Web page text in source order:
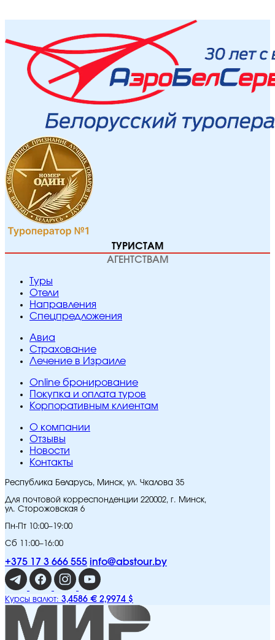
ТУРИСТАМ
АГЕНТСТВАМ
Туры
Отели
Направления
Спецпредложения
Авиа
Страхование
Лечение в Израиле
Online бронирование
Покупка и оплата туров
Корпоративным клиентам
O компании
Отзывы
Новости
Контакты
Республика Беларусь, Минск, ул. Чкалова 35
Для почтовой корреспонденции 220002, г. Минск,
ул. Сторожовская 6
Пн-Пт 10:00–19:00
Сб 11:00–16:00
+375 17 3 666 555 info@abstour.by
Курсы валют: 3,4586 € 2,9974 $